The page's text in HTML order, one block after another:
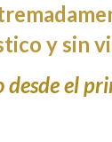
y sin
desde el